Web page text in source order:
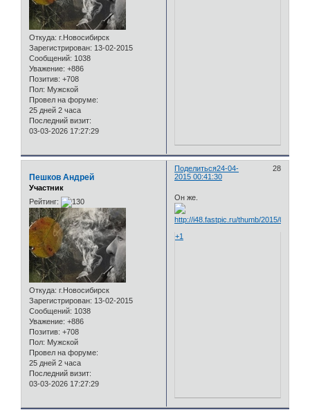
Откуда: г.Новосибирск
Зарегистрирован: 13-02-2015
Сообщений: 1038
Уважение: +886
Позитив: +708
Пол: Мужской
Провел на форуме:
25 дней 2 часа
Последний визит:
03-03-2026 17:27:29
Поделиться 28
24-04-
2015 00:41:30
Пешков Андрей
Участник
Рейтинг:
Откуда: г.Новосибирск
Зарегистрирован: 13-02-2015
Сообщений: 1038
Уважение: +886
Позитив: +708
Пол: Мужской
Провел на форуме:
25 дней 2 часа
Последний визит:
03-03-2026 17:27:29
Он же.
+1